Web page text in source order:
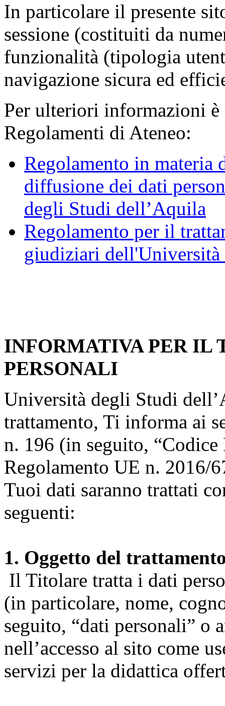
In particolare il presente
sessione (costituiti da
funzionalità (tipologia
navigazione sicura ed
Per ulteriori informazioni è
Regolamenti di Ateneo:
Regolamento in materia
diffusione dei dati
degli Studi dell’Aquila
Regolamento per il
giudiziari
INFORMATIVA PER IL
PERSONALI
Università degli Studi
trattamento, Ti informa ai
n. 196 (in seguito, “Codice
Regolamento UE n. 2016/
Tuoi dati saranno trattati
seguenti:
1. Oggetto del
Il Titolare tratta i dati
(in particolare, nome,
seguito, “dati personali” o
nell’accesso al sito come
servizi per la didattica